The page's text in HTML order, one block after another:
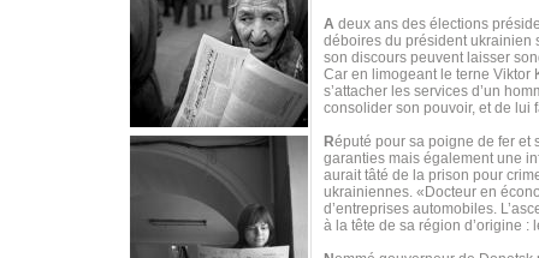
A deux ans des élections
déboires du président ukrainien
son discours peuvent laisser
Car en limogeant le terne Viktor
s’attacher les services d’un
consolider son pouvoir, et de lui
Réputé pour sa poigne de fer et
garanties mais également une
aurait tâté de la prison pour
ukrainiennes. «Docteur en
d’entreprises automobiles.
à la tête de sa région d’origine :